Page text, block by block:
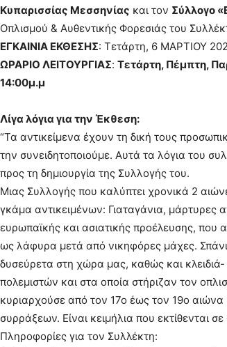
Κυπαρισσίας Μεσσηνίας και τον Σύλλογο
Οπλισμού & Αυθεντικής Φορεσιάς του
ΕΓΚΑΙΝΙΑ ΕΚΘΕΣΗΣ: Τετάρτη, 6 ΜΑΡΤΙΟΥ
ΩΡΑΡΙΟ ΛΕΙΤΟΥΡΓΙΑΣ: Τετάρτη, Πέμπτη,
14:00μ.μ
Λίγα λόγια για την Έκθεση:
“Τα αντικείμενα έχουν τη δική τους
την συνειδητοποιούμε. Αυτά τα λόγια του
προς τη δημιουργία της Συλλογής του.
Μιας Συλλογής που καλύπτει χρονικά 2
γκάμα αντικειμένων: Γιαταγάνια,
ευρωπαϊκής και ασιατικής προέλευσης, που
ως λάφυρα μετά από νικηφόρες μάχες.
δυσεύρετα στη χώρα μας, καθώς και
πολεμιστών και στα οποία στήριζαν τον
κυριαρχούσε από τον 17ο έως τον 19ο
συρράξεων. Είναι κειμήλια που εκτίθενται
Πληροφορίες για τον Συλλέκτη: